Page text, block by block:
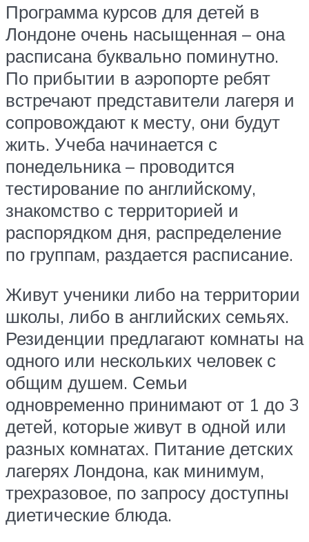
Программа курсов для детей в
Лондоне очень насыщенная – она
расписана буквально поминутно.
По прибытии в аэропорте ребят
встречают представители лагеря и
сопровождают к месту, они будут
жить. Учеба начинается с
понедельника – проводится
тестирование по английскому,
знакомство с территорией и
распорядком дня, распределение
по группам, раздается расписание.
Живут ученики либо на территории
школы, либо в английских семьях.
Резиденции предлагают комнаты на
одного или нескольких человек с
общим душем. Семьи
одновременно принимают от 1 до 3
детей, которые живут в одной или
разных комнатах. Питание детских
лагерях Лондона, как минимум,
трехразовое, по запросу доступны
диетические блюда.